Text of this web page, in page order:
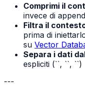
Comprimi il
invece di
Filtra il
prima di
su Vector
Separa i dati
espliciti (``, ``, ``)
---